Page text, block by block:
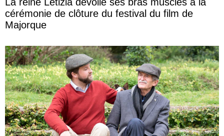
cérémonie de clôture du festival du film de
Majorque